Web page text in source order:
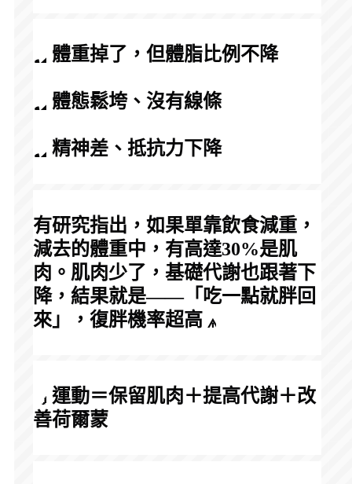
體重掉了，但體脂比例不降
體態鬆垮、沒有線條
精神差、抵抗力下降
有研究指出，如果單靠飲食減重，
減去的體重中，有高達30%是肌
肉。肌肉少了，基礎代謝也跟著下
降，結果就是——「吃一點就胖回
來」，復胖機率超高
運動＝保留肌肉＋提高代謝＋改
善荷爾蒙